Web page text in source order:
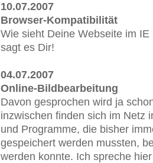
10.07.2007
Browser-Kompatibilität
Wie sieht Deine Webseite im
sagt es Dir!
04.07.2007
Online-Bildbearbeitung
Davon gesprochen wird ja
inzwischen finden sich im Netz
und Programme, die bisher
gespeichert werden mussten,
werden konnte. Ich spreche